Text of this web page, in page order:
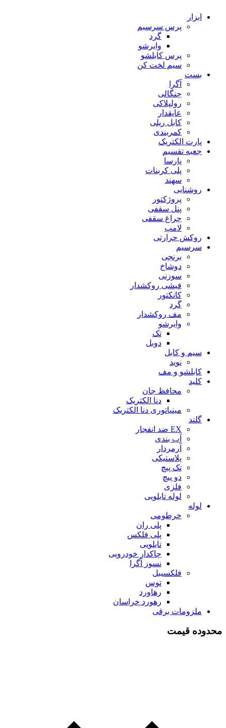
ابزار
پرس سرسیم
گرد
وایرشو
پرس کابلشو
سیم لخت کن
بست
آگرا
چنگالی
رولپلاکی
عایقدار
کابل ریلی
کمربندی
پارت الکتریک
جعبه تقسیم
پارسا
پلی کربنات
سهند
روشنایی
پروژکتور
پنل سقفی
چراغ سقفی
لامپ
روکش حرارتی
سرسیم
برنجی
دوشاخ
سوزنی
فیشی روکشدار
کانکتور
گرد
مف روکشدار
وایرشو
تک
دوبل
سیم و کابل
نوید
کابلشو و مف
کلید
محافظ جان
دنا الکتریک
مینیاتوری دنا الکتریک
گلند
EX ضد انفجار
آب بندی
آرمردار
پلاستیکی
تک پیچ
دو پیچ
فلزی
لوله تابلویی
لوله
خرطومی
پلی ران
پلی فلکس
تابلویی
چاکدار خودرویی
نسوز آگرا
فلکسیبل
توس
رهاورد
رهورد خراسان
ملزومات برقی
محدوده قیمت